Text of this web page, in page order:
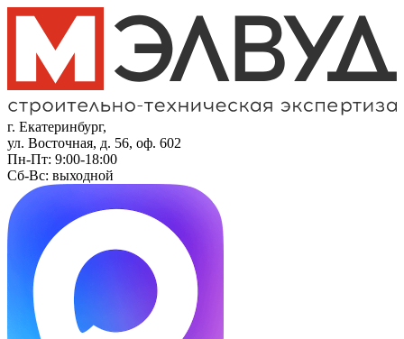
г. Екатеринбург,
ул. Восточная, д. 56, оф. 602
Пн-Пт: 9:00-18:00
Сб-Вс: выходной